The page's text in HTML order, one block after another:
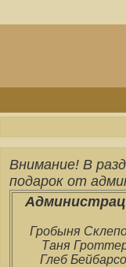
Внимание! В
подарок от
Гробыня
Таня
Глеб